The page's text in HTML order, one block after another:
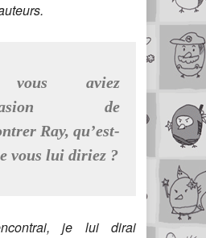
aviez
de
Ray, qu’est-
vous lui diriez ?
je lui dirai